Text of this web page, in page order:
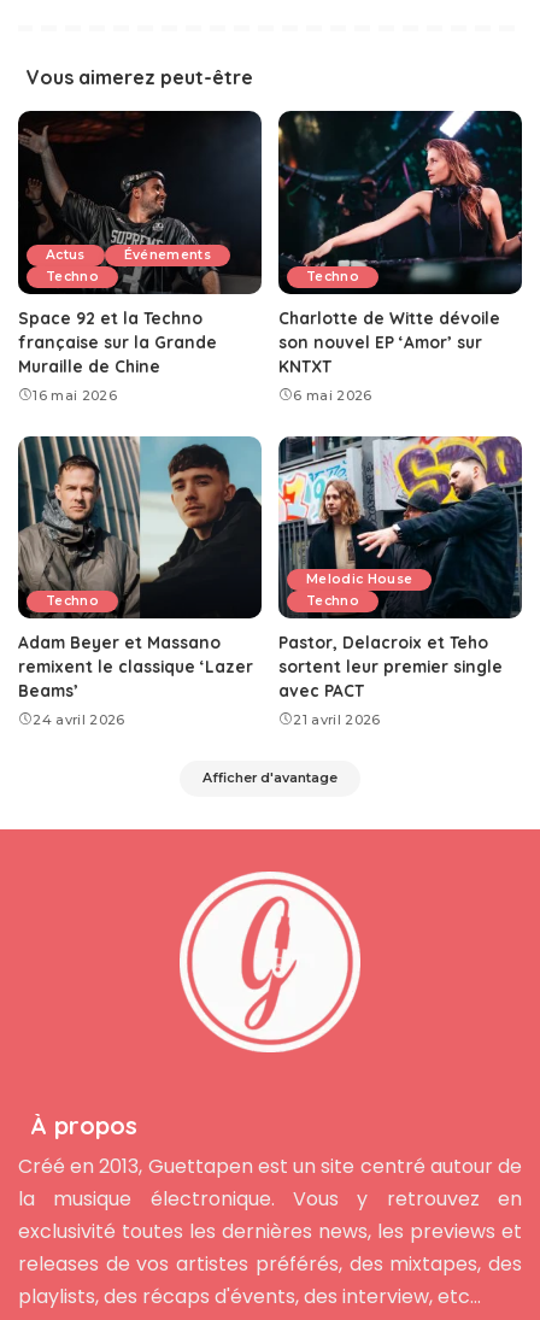
Vous aimerez peut-être
Actus
Événements
Techno
Space 92 et la Techno
française sur la Grande
Muraille de Chine
16 mai 2026
Techno
Charlotte de Witte dévoile
son nouvel EP ‘Amor’ sur
KNTXT
6 mai 2026
Techno
Adam Beyer et Massano
remixent le classique ‘Lazer
Beams’
24 avril 2026
Melodic House
Techno
Pastor, Delacroix et Teho
sortent leur premier single
avec PACT
21 avril 2026
Afficher d'avantage
À propos
Créé en 2013, Guettapen est un site centré autour de
la musique électronique. Vous y retrouvez en
exclusivité toutes les dernières news, les previews et
releases de vos artistes préférés, des mixtapes, des
playlists, des récaps d'évents, des interview, etc...